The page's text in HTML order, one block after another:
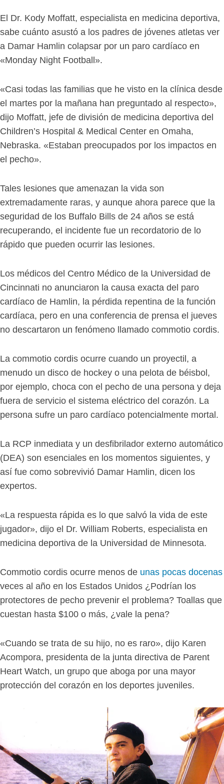
El Dr. Kody Moffatt, especialista en medicina deportiva,
sabe cuánto asustó a los padres de jóvenes atletas ver
a Damar Hamlin colapsar por un paro cardíaco en
«Monday Night Football».
«Casi todas las familias que he visto en la clínica desde
el martes por la mañana han preguntado al respecto»,
dijo Moffatt, jefe de división de medicina deportiva del
Children’s Hospital & Medical Center en Omaha,
Nebraska. «Estaban preocupados por los impactos en
el pecho».
Tales lesiones que amenazan la vida son
extremadamente raras, y aunque ahora parece que la
seguridad de los Buffalo Bills de 24 años se está
recuperando, el incidente fue un recordatorio de lo
rápido que pueden ocurrir las lesiones.
Los médicos del Centro Médico de la Universidad de
Cincinnati no anunciaron la causa exacta del paro
cardíaco de Hamlin, la pérdida repentina de la función
cardíaca, pero en una conferencia de prensa el jueves
no descartaron un fenómeno llamado commotio cordis.
La commotio cordis ocurre cuando un proyectil, a
menudo un disco de hockey o una pelota de béisbol,
por ejemplo, choca con el pecho de una persona y deja
fuera de servicio el sistema eléctrico del corazón. La
persona sufre un paro cardíaco potencialmente mortal.
La RCP inmediata y un desfibrilador externo automático
(DEA) son esenciales en los momentos siguientes, y
así fue como sobrevivió Damar Hamlin, dicen los
expertos.
«La respuesta rápida es lo que salvó la vida de este
jugador», dijo el Dr. William Roberts, especialista en
medicina deportiva de la Universidad de Minnesota.
Commotio cordis ocurre menos de unas pocas docenas
veces al año en los Estados Unidos ¿Podrían los
protectores de pecho prevenir el problema? Toallas que
cuestan hasta $100 o más, ¿vale la pena?
«Cuando se trata de su hijo, no es raro», dijo Karen
Acompora, presidenta de la junta directiva de Parent
Heart Watch, un grupo que aboga por una mayor
protección del corazón en los deportes juveniles.